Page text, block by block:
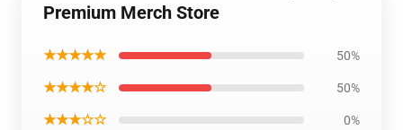
Premium Merch Store
★★★★★ 50%
★★★★☆ 50%
★★★☆☆ 0%